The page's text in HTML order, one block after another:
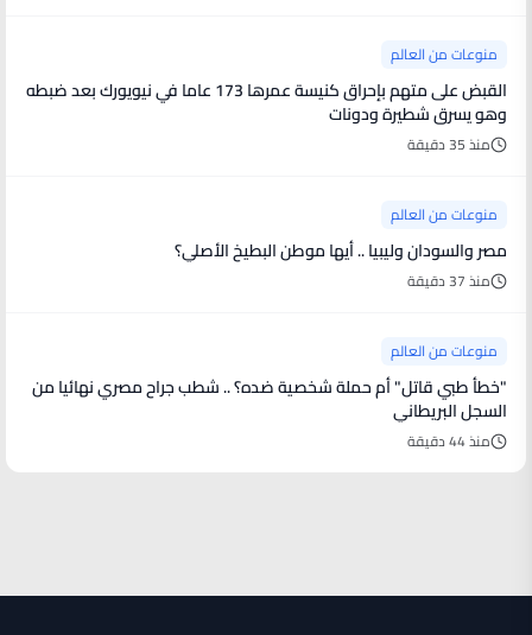
منوعات من العالم
القبض على متهم بإحراق كنيسة عمرها 173 عاما في نيويورك بعد ضبطه
وهو يسرق شطيرة ودونات
منذ 35 دقيقة
منوعات من العالم
مصر والسودان وليبيا .. أيها موطن البطيخ الأصلي؟
منذ 37 دقيقة
منوعات من العالم
"خطأ طبي قاتل" أم حملة شخصية ضده؟ .. شطب جراح مصري نهائيا من
السجل البريطاني
منذ 44 دقيقة